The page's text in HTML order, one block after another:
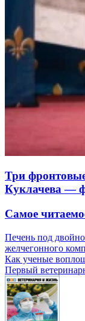
Три
Куклачева —
Самое
Печень под
желчегонного
Как ученые
Первый